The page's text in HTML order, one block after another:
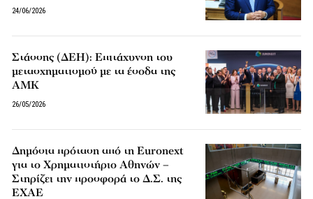
24/06/2026
Στάσσης (ΔΕΗ): Επιτάχυνση του
μετασχηματισμού με τα έσοδα της
ΑΜΚ
26/05/2026
Δημόσια πρόταση από τη Euronext
για το Χρηματιστήριο Αθηνών –
Στηρίζει την προσφορά το Δ.Σ. της
ΕΧΑΕ